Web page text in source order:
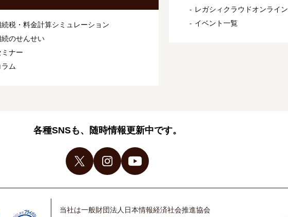
続税・料金計算シミュレーション
続のせんせい
ミナー
ラム
レガシィクラウドオンライン
イベント一覧
各種SNSも、随時情報更新中です。
当社は一般財団法人日本情報経済社会推進協会